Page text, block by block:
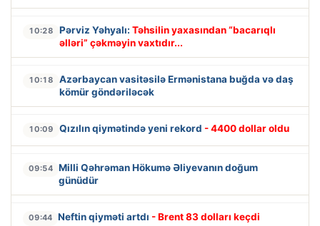
10:28 Pərviz Yəhyalı: Təhsilin yaxasından “bacarıqlı
əlləri” çəkməyin vaxtıdır...
10:18
Azərbaycan vasitəsilə Ermənistana buğda və daş
kömür göndəriləcək
10:09 Qızılın qiymətində yeni rekord - 4400 dollar oldu
09:54 Milli Qəhrəman Hökumə Əliyevanın doğum
günüdür
09:44 Neftin qiyməti artdı - Brent 83 dolları keçdi